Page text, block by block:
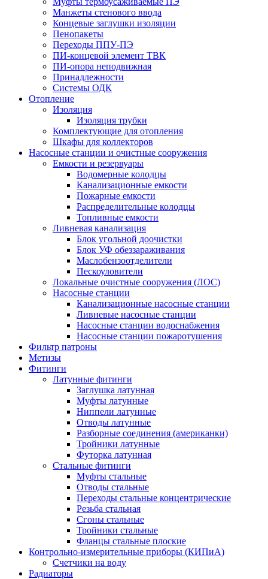
Манжеты стенового ввода
Концевые заглушки изоляции
Пенопакеты
Переходы ППУ-ПЭ
ПИ-концевой элемент ТВК
ПИ-опора неподвижная
Принадлежности
Системы ОДК
Отопление
Изоляция
Изоляция трубки
Комплектующие для отопления
Шкафы для коллекторов
Насосные станции и очистные сооружения
Емкости и резервуары
Водомерные колодцы
Канализационные емкости
Пожарные емкости
Распределительные колодцы
Топливные емкости
Ливневая канализация
Блок угольной доочистки
Блок УФ обеззараживания
Маслобензоотделители
Пескоуловители
Локальные очистные сооружения (ЛОС)
Насосные станции
Канализационные насосные станции
Ливневые насосные станции
Насосные станции водоснабжения
Насосные станции пожаротушения
Фильтр патроны
Метизы
Фитинги
Латунные фитинги
Заглушка латунная
Муфты латунные
Ниппели латунные
Отводы латунные
Разборные соединения (американки)
Тройники латунные
Футорка латунная
Стальные фитинги
Муфты стальные
Отводы стальные
Переходы стальные концентрические
Резьба стальная
Сгоны стальные
Тройники стальные
Фланцы стальные плоские
Контрольно-измерительные приборы (КИПиА)
Счетчики на воду
Радиаторы